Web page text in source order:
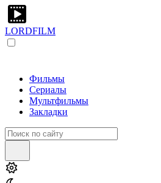
LORDFILM
Фильмы
Сериалы
Мультфильмы
Закладки